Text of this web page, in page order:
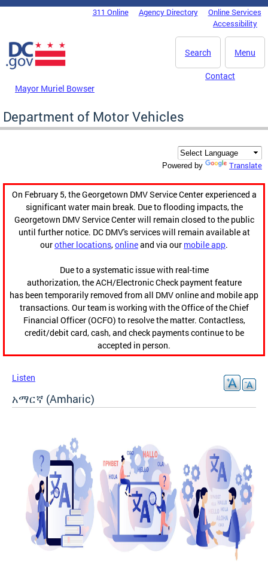
Skip to main content
DC Agency Top Menu311 Online Agency Directory
Online Services
Accessibility
Menu
Search
Mayor Muriel Bowser
Contact
Department of Motor Vehicles
Powered by Translate
On February 5, the Georgetown DMV Service Center experienced a
significant water main break. Due to flooding impacts, the
Georgetown DMV Service Center will remain closed to the public
until further notice. DC DMV's services will remain available at
ourother locations,onlineand via our mobile app.
Due to a systematic issue with real-time
authorization, the ACH/Electronic Check payment feature
has been temporarily removed from all DMV online and mobile app
transactions. Our team is working with the Office of the Chief
Financial Officer (OCFO) to resolve the matter. Contactless,
credit/debit card, cash, and check payments continue to be
accepted in person.
Listen
አማርኛ (Amharic)